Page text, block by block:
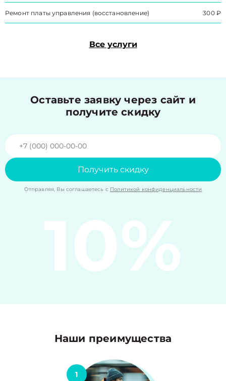
Ремонт платы управления (восстановление) 300 ₽
Все услуги
Оставьте заявку через сайт и
получите скидку
Получить скидку
Отправляя, Вы соглашаетесь с Политикой конфиденциальности
10%
Наши преимущества
1